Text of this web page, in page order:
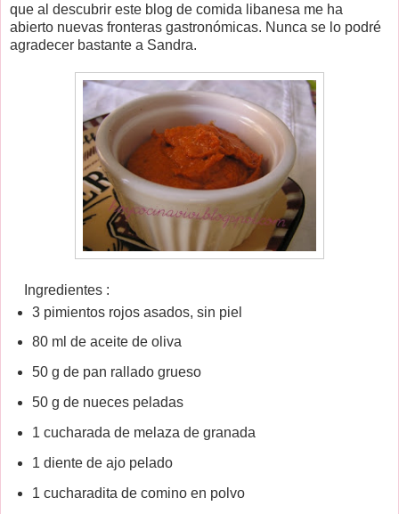
que al descubrir este blog de comida libanesa me ha
abierto nuevas fronteras gastronómicas. Nunca se lo podré
agradecer bastante a Sandra.
Ingredientes :
3 pimientos rojos asados, sin piel
80 ml de aceite de oliva
50 g de pan rallado grueso
50 g de nueces peladas
1 cucharada de melaza de granada
1 diente de ajo pelado
1 cucharadita de comino en polvo